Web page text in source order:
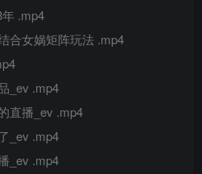
.mp4
合女娲矩阵玩法 .mp4
_ev .mp4
直播_ev .mp4
_ev .mp4
_ev .mp4